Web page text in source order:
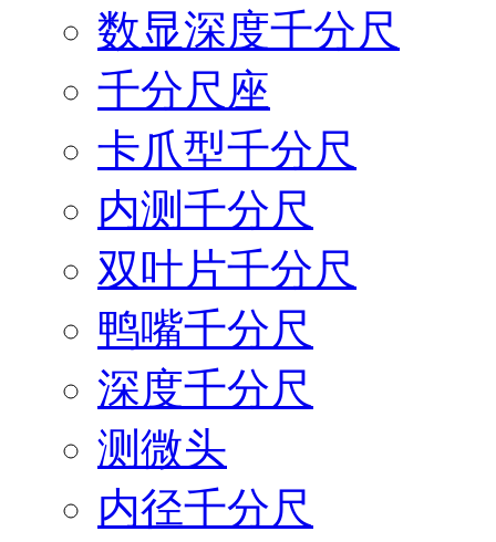
数显深度千分尺
千分尺座
卡爪型千分尺
内测千分尺
双叶片千分尺
鸭嘴千分尺
深度千分尺
测微头
内径千分尺